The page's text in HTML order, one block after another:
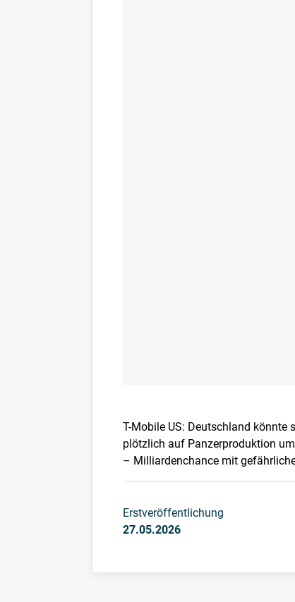
T-Mobile US: Deutschland könnte
plötzlich auf Panzerproduktion
– Milliardenchance mit
Erstveröffentlichung
27.05.2026